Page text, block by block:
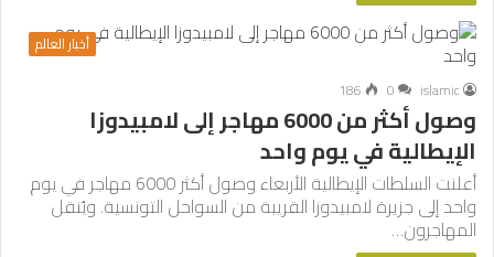
أخبار العالم
islamic
0
186
وصول أكثر من 6000 مهاجر إلى لامبيدوزا
الإيطالية في يوم واحد
أعلنت السلطات الإيطالية الأربعاء وصول أكثر 6000 مهاجر في يوم
واحد إلى جزيرة لامبيدوزا القريبة من السواحل التونسية. ويُنقل
المهاجرون…